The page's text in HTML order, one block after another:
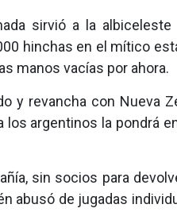
sirvió a la albiceleste
hinchas en el mítico
manos vacías por ahora.
y revancha con Nueva
los argentinos la pondrá
sin socios para
abusó de jugadas